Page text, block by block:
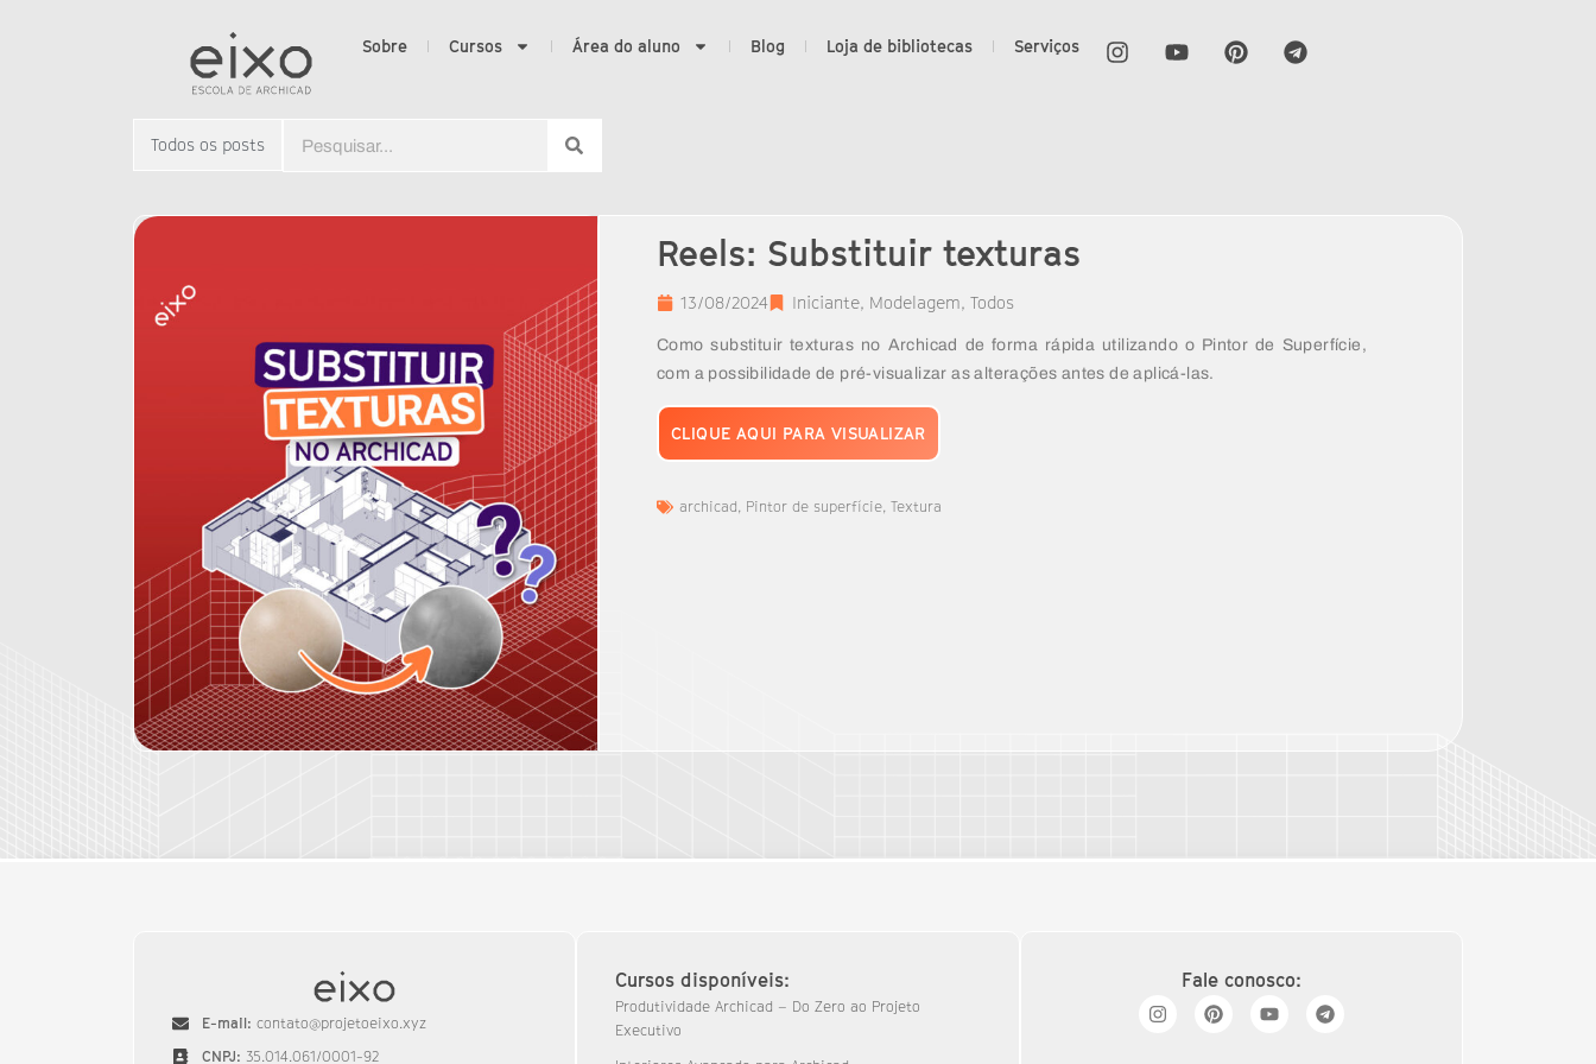
Sobre Cursos Área do aluno Blog Loja de bibliotecas Serviços
Todos os posts
Reels: Substituir texturas
13/08/2024 Iniciante, Modelagem, Todos
Como substituir texturas no Archicad de forma rápida utilizando o Pintor de Superfície,
com a possibilidade de pré-visualizar as alterações antes de aplicá-las.
CLIQUE AQUI PARA VISUALIZAR
archicad, Pintor de superfície, Textura
E-mail: contato@projetoeixo.xyz
CNPJ: 35.014.061/0001-92​
Cursos disponíveis:
Produtividade Archicad – Do Zero ao Projeto
Executivo
Fale conosco: